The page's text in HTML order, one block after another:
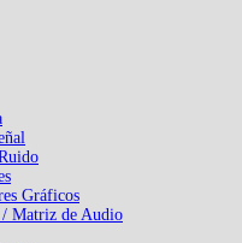
Gráficos
/ Matriz de Audio